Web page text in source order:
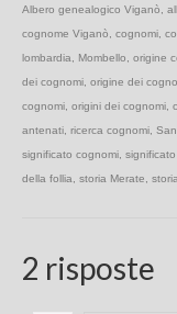
Albero genealogico Viganò,
cognome Viganò, cognomi,
lombardia, Mombello, origine
dei cognomi, origine dei
cognomi, origini dei cognomi,
antenati, ricerca cognomi,
significato cognomi,
della follia, storia Merate,
2 risposte